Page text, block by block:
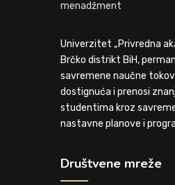
Univerzitet „Privredna
Brčko distrikt BiH,
savremene naučne
dostignuća i prenosi
studentima kroz
nastavne planove i
Društvene mreže